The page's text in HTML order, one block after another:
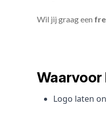
Wil jij graag een
Logo laten